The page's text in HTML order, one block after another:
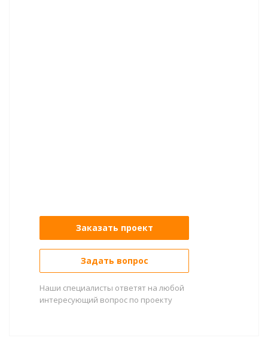
Заказать проект
Задать вопрос
Наши специалисты ответят на любой
интересующий вопрос по проекту